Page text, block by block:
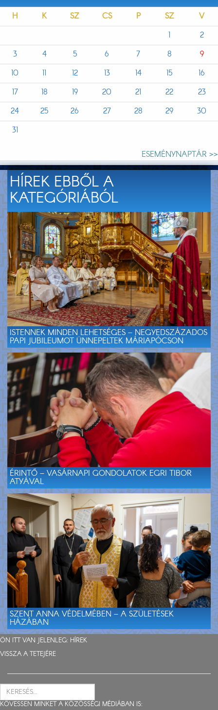
H K SZ CS P SZ
V
1
2
3
4 5 6 7 8
9
10
11 12 13 14 15
16
17
18 19 20 21 22
23
24
25 26 27 28 29
30
31
ESEMÉNYNAPTÁR >>
HÍREK EBBŐL A
KATEGÓRIÁBÓL
ISTENNEK MINDEN LEHETSÉGES – NEGYEDSZÁZADOS
PAPI JUBILEUMOT ÜNNEPELTEK MÁRIAPÓCSON
ÉRINTŐ – VASÁRNAPI GONDOLATOK EGRI TIBOR
ATYÁVAL
SZENT ANNA VÉDELMÉBEN – A SZÜLETÉSEK
HÁZÁBAN
ÖN ITT VAN JELENLEG: HÍREK
VISSZA A TETEJÉRE
KÖVESSEN MINKET A KÖZÖSSÉGI MÉDIÁBAN IS: